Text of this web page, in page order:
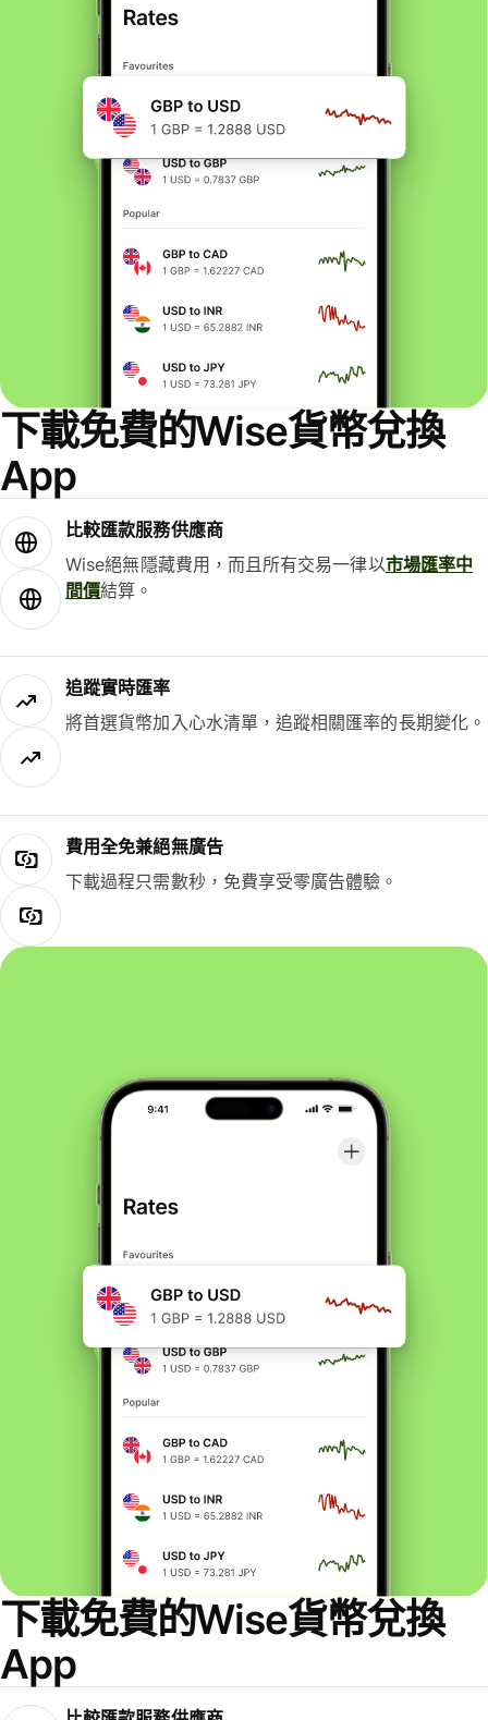
下載免費的Wise貨幣兌換
App
比較匯款服務供應商
Wise絕無隱藏費用，而且所有交易一律以市場匯率中
間價結算。
追蹤實時匯率
將首選貨幣加入心水清單，追蹤相關匯率的長期變化。
費用全免兼絕無廣告
下載過程只需數秒，免費享受零廣告體驗。
下載免費的Wise貨幣兌換
App